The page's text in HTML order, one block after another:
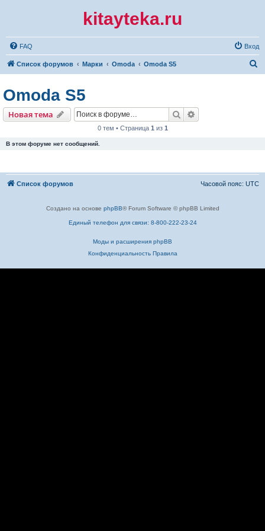
kitayteka.ru
FAQ Вход
Список форумов Марки Omoda Omoda S5
Omoda S5
Новая тема Поиск
0 тем • Страница 1 из 1
В этом форуме нет сообщений.
Список форумов Часовой пояс: UTC
Создано на основе phpBB® Forum Software © phpBB Limited
Единый телефон для связи: 8-800-222-23-24
Моды и расширения phpBB
Конфиденциальность Правила